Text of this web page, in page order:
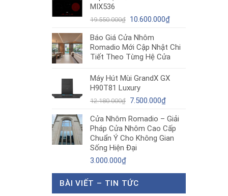
5.200.000₫.
MIX536
19.550.000₫ Giá
là:
19.550.000₫.
10.600.000₫Giá
là:
10.600.000₫.
Báo Giá Cửa Nhôm
Romadio Mới Cập Nhật Chi
Tiết Theo Từng Hệ Cửa
Máy Hút Mùi GrandX GX
H90T81 Luxury
12.180.000₫ Giá
là:
12.180.000₫.
7.500.000₫Giá
tại
là:
7.500.000₫.
Cửa Nhôm Romadio – Giải
Pháp Cửa Nhôm Cao Cấp
Chuẩn Ý Cho Không Gian
Sống Hiện Đại
3.000.000₫
BÀI VIẾT – TIN TỨC